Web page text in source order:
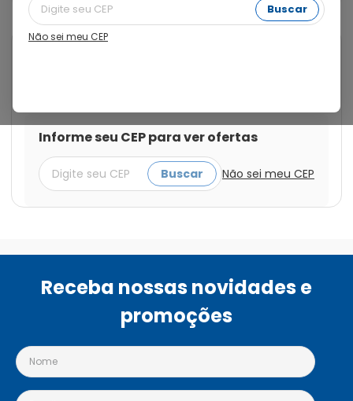
Buscar
Não sei meu CEP
Pantene Cod.:
Informe seu CEP para ver ofertas
Buscar Não sei meu CEP
Receba nossas novidades e
promoções